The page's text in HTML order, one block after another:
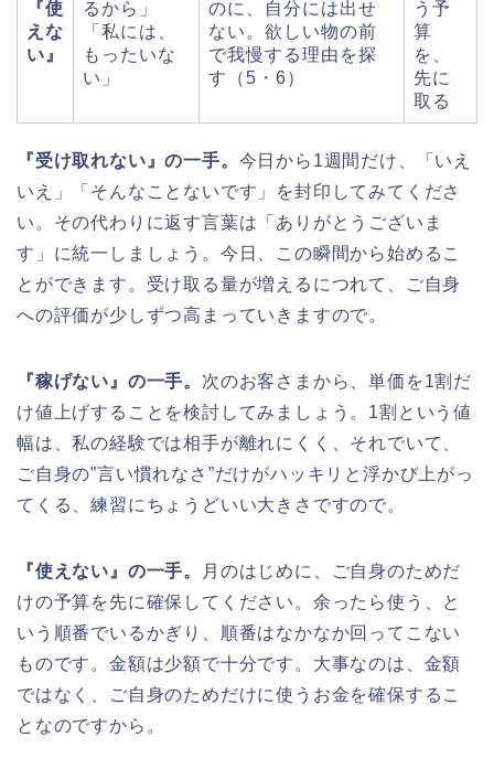
『使
えな
い』
るから」
「私には、
もったいな
い」
のに、自分には出せ
ない。欲しい物の前
で我慢する理由を探
す（5・6）
う予
算
を、
先に
取る
『受け取れない』の一手。 今日から1週間だけ、「いえ
いえ」「そんなことないです」を封印してみてくださ
い。その代わりに返す言葉は「ありがとうございま
す」に統一しましょう。今日、この瞬間から始めるこ
とができます。受け取る量が増えるにつれて、ご自身
への評価が少しずつ高まっていきますので。
『稼げない』の一手。 次のお客さまから、単価を1割だ
け値上げすることを検討してみましょう。1割という値
幅は、私の経験では相手が離れにくく、それでいて、
ご自身の”言い慣れなさ”だけがハッキリと浮かび上がっ
てくる、練習にちょうどいい大きさですので。
『使えない』の一手。
月のはじめに、ご自身のためだ
けの予算を先に確保してください。余ったら使う、と
いう順番でいるかぎり、順番はなかなか回ってこない
ものです。金額は少額で十分です。大事なのは、金額
ではなく、ご自身のためだけに使うお金を確保するこ
となのですから。